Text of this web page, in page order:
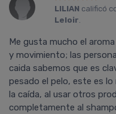
LILIAN calificó
Leloir.
Me gusta mucho el
y movimiento; las
caida sabemos que es
pesado el pelo, este es
la caída, al usar otros
completamente al